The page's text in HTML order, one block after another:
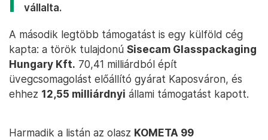
vállalta.
A második legtöbb támogatást is egy külföld cég
kapta: a török tulajdonú Sisecam Glasspackaging
Hungary Kft. 70,41 milliárdból épít
üvegcsomagolást előállító gyárat Kaposváron, és
ehhez 12,55 milliárdnyi állami támogatást kapott.
Harmadik a listán az olasz KOMETA 99